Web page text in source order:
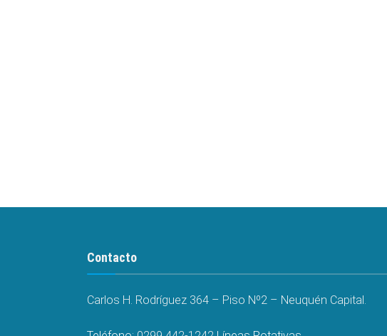
Contacto
Carlos H. Rodríguez 364 – Piso Nº2 – Neuquén Capital.